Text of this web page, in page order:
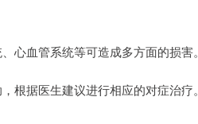
心血管系统等可造成多方面的损害。
根据医生建议进行相应的对症治疗。